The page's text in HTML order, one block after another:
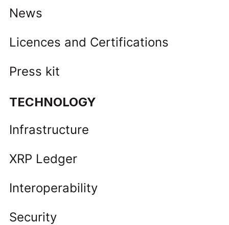
News
Licences and Certifications
Press kit
TECHNOLOGY
Infrastructure
XRP Ledger
Interoperability
Security